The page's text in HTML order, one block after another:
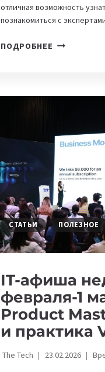
отличная возможность
познакомиться с
ПОДРОБНЕЕ IT-
15
DIGITAL
QAZAQSTAN
BATTLE,
EDTECH
&
STEM
FORUM
И
ДРУГИЕ
СТАТЬИ ПОЛЕЗНОЕ
IT-афиша
февраля-1
Product
и практика
The Tech 23.02.2026